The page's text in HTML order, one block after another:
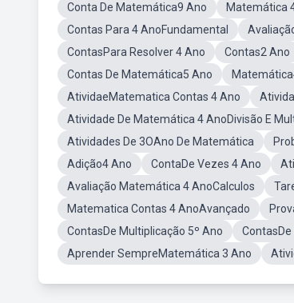
Conta De Matemática9 Ano
Matemática
Contas Para 4 AnoFundamental
ContasPara Resolver 4 Ano
Contas2 Ano
Contas De Matemática5 Ano
AtividaeMatematica Contas 4 Ano
Atividade De Matemática 4 AnoDivisão E
Atividades De 3OAno De Matemática
Adição4 Ano
ContaDe Vezes 4 Ano
Avaliação Matemática 4 AnoCalculos
Matematica Contas 4 AnoAvançado
ContasDe Multiplicação 5º Ano
ContasDe
Aprender SempreMatemática 3 Ano